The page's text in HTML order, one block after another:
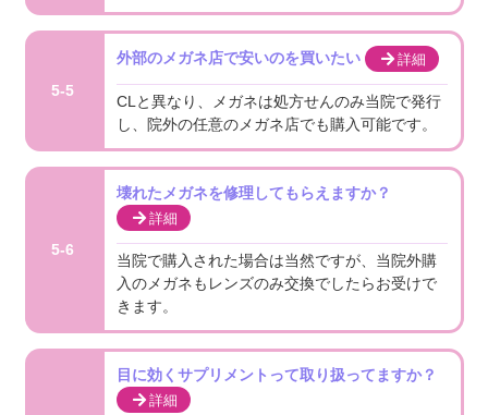
5-5
外部のメガネ店で安いのを買いたい 詳細
CLと異なり、メガネは処方せんのみ当院で発行
し、院外の任意のメガネ店でも購入可能です。
5-6
壊れたメガネを修理してもらえますか？
詳細
当院で購入された場合は当然ですが、当院外購
入のメガネもレンズのみ交換でしたらお受けで
きます。
目に効くサプリメントって取り扱ってますか？
詳細